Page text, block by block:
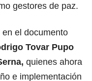
gestores de paz.
el documento
Tovar Pupo
, quienes ahora
e implementación